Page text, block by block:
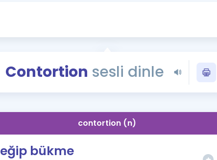
Tüm ÖSYM
YDS - YÖKDİL
İngilizce
Contortion sesli dinle
contortion (n)
eğip bükme